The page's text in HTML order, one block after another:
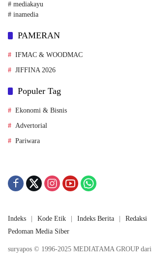
# mediakayu
# inamedia
PAMERAN
IFMAC & WOODMAC
JIFFINA 2026
Populer Tag
Ekonomi & Bisnis
Advertorial
Pariwara
Indeks Kode Etik Indeks Berita Redaksi
Pedoman Media Siber
suryapos © 1996-2025 MEDIATAMA GROUP dari